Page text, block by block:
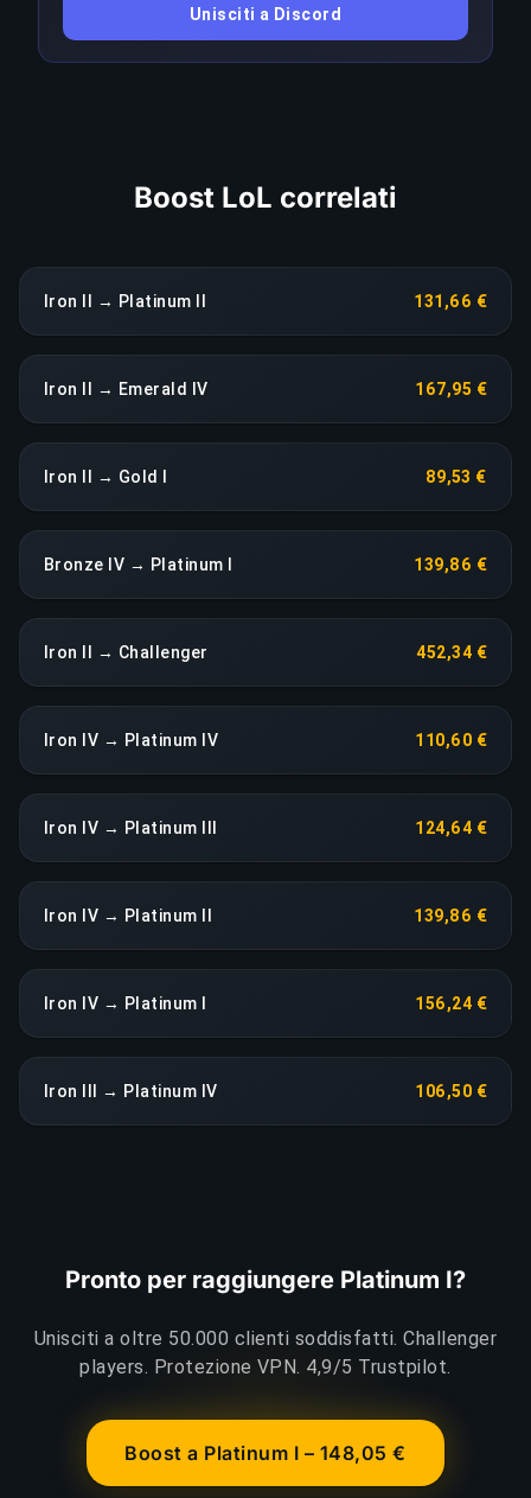
scattare una riassegnazione immediata senza
Unisciti a Discord
Boost LoL correlati
Iron II → Platinum II 131,66 €
Iron II → Emerald IV 167,95 €
Iron II → Gold I 89,53 €
Bronze IV → Platinum I 139,86 €
Iron II → Challenger 452,34 €
Iron IV → Platinum IV 110,60 €
Iron IV → Platinum III 124,64 €
Iron IV → Platinum II 139,86 €
Iron IV → Platinum I 156,24 €
Iron III → Platinum IV 106,50 €
Pronto per raggiungere Platinum I?
Unisciti a oltre 50.000 clienti soddisfatti. Challenger
players. Protezione VPN. 4,9/5 Trustpilot.
Boost a Platinum I – 148,05 €